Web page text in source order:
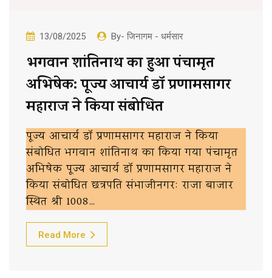
13/08/2025 By- जिनागम - धर्मसार
भगवान शांतिनाथ का हुआ पंचामृत
अभिषेक: पूज्य आचार्य डॉ प्रणामसागर
महाराज ने किया संबोधित
पूज्य आचार्य डॉ प्रणामसागर महाराज ने किया
संबोधित भगवान शांतिनाथ का किया गया पंचामृत
अभिषेक पूज्य आचार्य डॉ प्रणामसागर महाराज ने
किया संबोधित छत्रपति संभाजीनगर: राजा बाजार
स्थित श्री 1008…
Read More